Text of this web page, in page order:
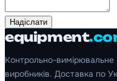
Надіслати
equipment
Контрольно-вимірювальне
виробників. Доставка по